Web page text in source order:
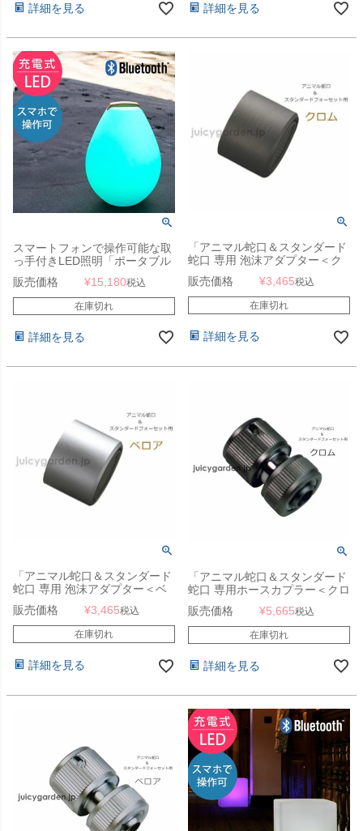
詳細を見る 詳細を見る
スマートフォンで操作可能な取
っ手付きLED照明「ポータブル
LEDガーデンライト ベッセル
2S（Vessel2S） 充電式・
Bluetooth仕様 スマートアンド
グリーン（Smart & Green）」
販売価格 ¥15,180税込
在庫切れ
詳細を見る
「アニマル蛇口＆スタンダード
蛇口 専用 泡沫アダプター＜ク
ロム＞」
販売価格 ¥3,465税込
在庫切れ
詳細を見る
「アニマル蛇口＆スタンダード
蛇口 専用 泡沫アダプター＜ベ
ロア＞」
販売価格 ¥3,465税込
在庫切れ
詳細を見る
「アニマル蛇口＆スタンダード
蛇口 専用ホースカプラー＜クロ
ム＞」
販売価格 ¥5,665税込
在庫切れ
詳細を見る